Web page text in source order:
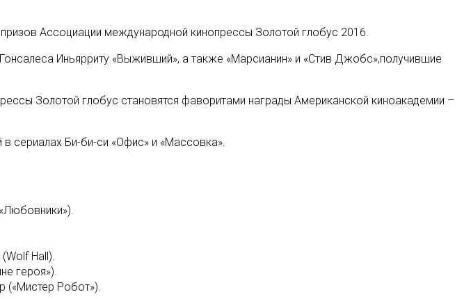
Ассоциации международной кинопрессы Золотой глобус 2016.
Иньярриту «Выживший», а также «Марсианин» и «Стив Джобс»,получившие
Золотой глобус становятся фаворитами награды Американской киноакадемии –
сериалах Би-би-си «Офис» и «Массовка».
Hall).
героя»).
(«Мистер Робот»).